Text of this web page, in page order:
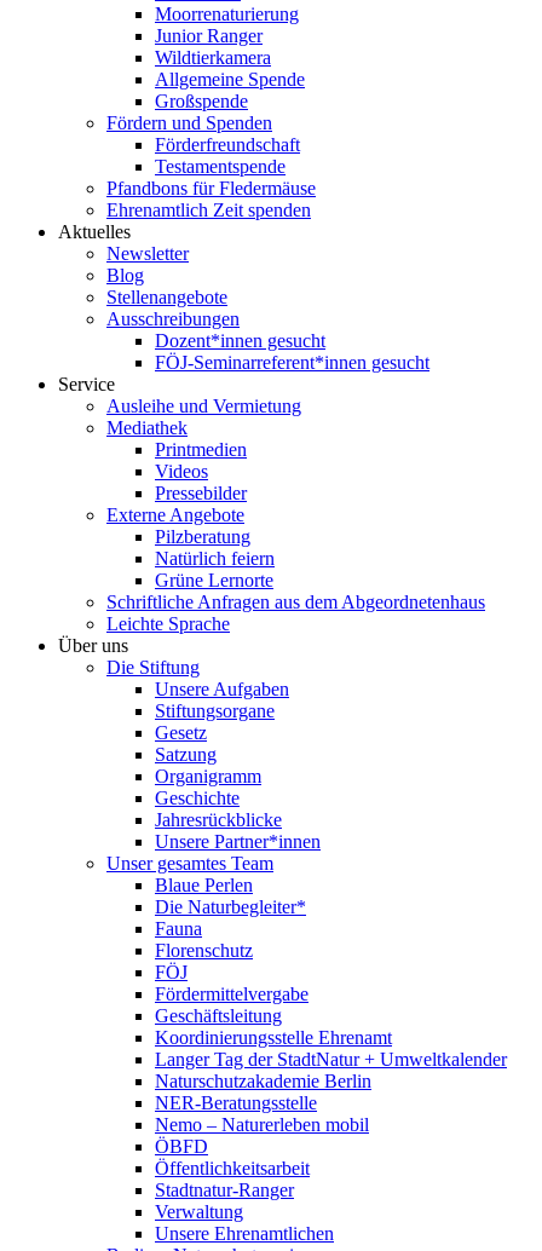
Moorrenaturierung
Junior Ranger
Wildtierkamera
Allgemeine Spende
Großspende
Fördern und Spenden
Förderfreundschaft
Testamentspende
Pfandbons für Fledermäuse
Ehrenamtlich Zeit spenden
Aktuelles
Newsletter
Blog
Stellenangebote
Ausschreibungen
Dozent*innen gesucht
FÖJ-Seminarreferent*innen gesucht
Service
Ausleihe und Vermietung
Mediathek
Printmedien
Videos
Pressebilder
Externe Angebote
Pilzberatung
Natürlich feiern
Grüne Lernorte
Schriftliche Anfragen aus dem Abgeordnetenhaus
Leichte Sprache
Über uns
Die Stiftung
Unsere Aufgaben
Stiftungsorgane
Gesetz
Satzung
Organigramm
Geschichte
Jahresrückblicke
Unsere Partner*innen
Unser gesamtes Team
Blaue Perlen
Die Naturbegleiter*
Fauna
Florenschutz
FÖJ
Fördermittelvergabe
Geschäftsleitung
Koordinierungsstelle Ehrenamt
Langer Tag der StadtNatur + Umweltkalender
Naturschutzakademie Berlin
NER-Beratungsstelle
Nemo – Naturerleben mobil
ÖBFD
Öffentlichkeitsarbeit
Stadtnatur-Ranger
Verwaltung
Unsere Ehrenamtlichen